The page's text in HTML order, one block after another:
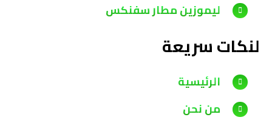
ليموزين مطار سفنكس
لنكات سريعة
الرئيسية
من نحن